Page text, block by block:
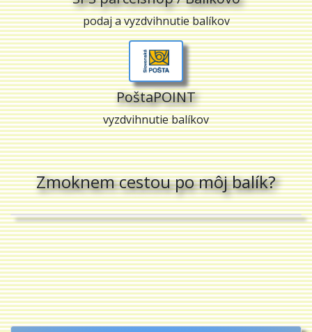
podaj a vyzdvihnutie balíkov
PoštaPOINT
vyzdvihnutie balíkov
Zmoknem cestou po môj balík?